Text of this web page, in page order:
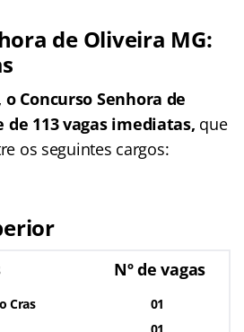
de Oliveira MG:
Concurso Senhora de
de 113 vagas imediatas, que
os seguintes cargos:
Nº de vagas
Cras
01